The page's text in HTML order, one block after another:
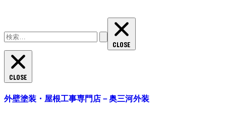
索:
CLOSE
CLOSE
外壁塗装・屋根工事専門店－奥三河外装